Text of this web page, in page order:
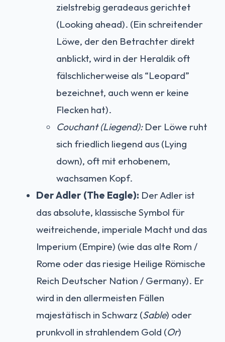
zielstrebig geradeaus gerichtet
(Looking ahead). (Ein schreitender
Löwe, der den Betrachter direkt
anblickt, wird in der Heraldik oft
fälschlicherweise als “Leopard”
bezeichnet, auch wenn er keine
Flecken hat).
Couchant (Liegend):Der Löwe ruht
sich friedlich liegend aus (Lying
down), oft mit erhobenem,
wachsamen Kopf.
Der Adler (The Eagle): Der Adler ist
das absolute, klassische Symbol für
weitreichende, imperiale Macht und das
Imperium (Empire) (wie das alte Rom /
Rome oder das riesige Heilige Römische
Reich Deutscher Nation / Germany). Er
wird in den allermeisten Fällen
majestätisch in Schwarz (Sable) oder
prunkvoll in strahlendem Gold (Or)